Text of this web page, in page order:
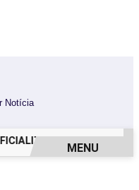
CHAPA COM ACM
MENU